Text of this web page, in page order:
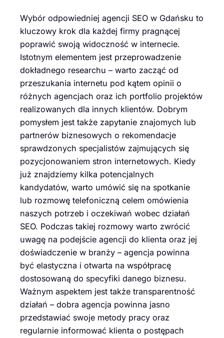
Wybór odpowiedniej agencji SEO w Gdańsku to
kluczowy krok dla każdej firmy pragnącej
poprawić swoją widoczność w internecie.
Istotnym elementem jest przeprowadzenie
dokładnego researchu – warto zacząć od
przeszukania internetu pod kątem opinii o
różnych agencjach oraz ich portfolio projektów
realizowanych dla innych klientów. Dobrym
pomysłem jest także zapytanie znajomych lub
partnerów biznesowych o rekomendacje
sprawdzonych specjalistów zajmujących się
pozycjonowaniem stron internetowych. Kiedy
już znajdziemy kilka potencjalnych
kandydatów, warto umówić się na spotkanie
lub rozmowę telefoniczną celem omówienia
naszych potrzeb i oczekiwań wobec działań
SEO. Podczas takiej rozmowy warto zwrócić
uwagę na podejście agencji do klienta oraz jej
doświadczenie w branży – agencja powinna
być elastyczna i otwarta na współpracę
dostosowaną do specyfiki danego biznesu.
Ważnym aspektem jest także transparentność
działań – dobra agencja powinna jasno
przedstawiać swoje metody pracy oraz
regularnie informować klienta o postępach